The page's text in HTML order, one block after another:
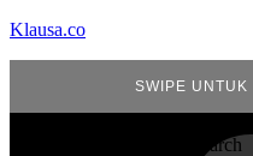
Klausa.co
SWIPE UNTUK
Search